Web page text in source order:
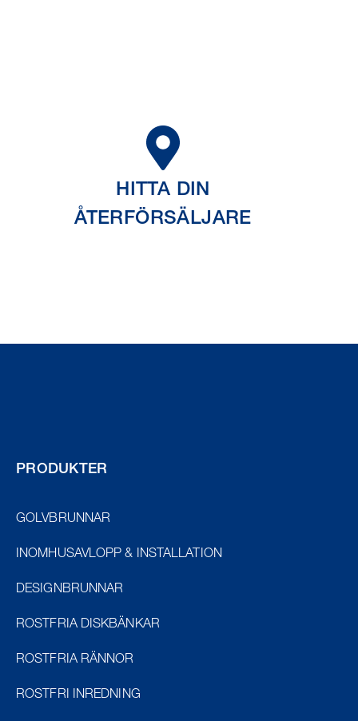
HITTA DIN
ÅTERFÖRSÄLJARE
PRODUKTER
GOLVBRUNNAR
INOMHUSAVLOPP & INSTALLATION
DESIGNBRUNNAR
ROSTFRIA DISKBÄNKAR
ROSTFRIA RÄNNOR
ROSTFRI INREDNING